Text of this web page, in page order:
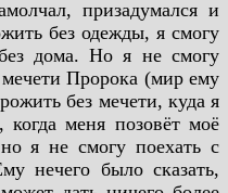
призадумался и
без одежды, я смогу
дома. Но я не смогу
мечети Пророка (мир ему
без мечети, куда я
меня позовёт моё
я не смогу поехать с
нечего было сказать,